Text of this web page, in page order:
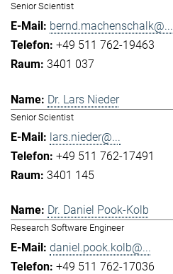
Senior Scientist
bernd.machenschalk@...
+49 511 762-19463
3401 037
Dr. Lars Nieder
Senior Scientist
lars.nieder@...
+49 511 762-17491
3401 145
Dr. Daniel Pook-Kolb
Research Software Engineer
daniel.pook.kolb@...
+49 511 762-17036